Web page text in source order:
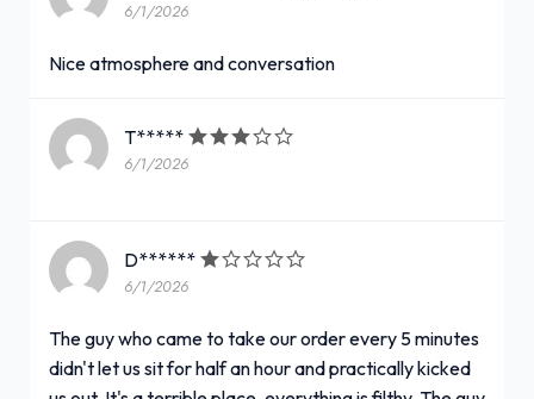
6/1/2026
Nice atmosphere and conversation
T*****
6/1/2026
D******
6/1/2026
The guy who came to take our order every 5 minutes
didn't let us sit for half an hour and practically kicked